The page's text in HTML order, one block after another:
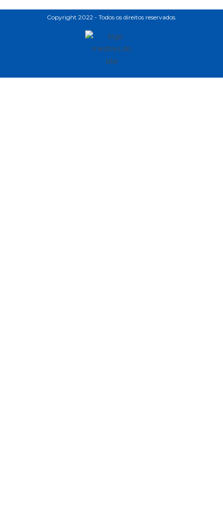
Copyright 2022 - Todos os direitos reservados.